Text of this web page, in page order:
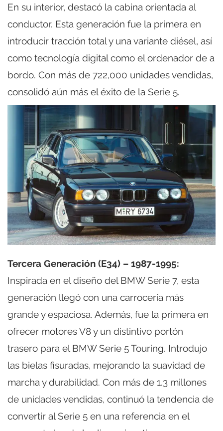
En su interior, destacó la cabina orientada al
conductor. Esta generación fue la primera en
introducir tracción total y una variante diésel, así
como tecnología digital como el ordenador de a
bordo. Con más de 722,000 unidades vendidas,
consolidó aún más el éxito de la Serie 5.
Tercera Generación (E34) – 1987-1995:
Inspirada en el diseño del BMW Serie 7, esta
generación llegó con una carrocería más
grande y espaciosa. Además, fue la primera en
ofrecer motores V8 y un distintivo portón
trasero para el BMW Serie 5 Touring. Introdujo
las bielas fisuradas, mejorando la suavidad de
marcha y durabilidad. Con más de 1.3 millones
de unidades vendidas, continuó la tendencia de
convertir al Serie 5 en una referencia en el